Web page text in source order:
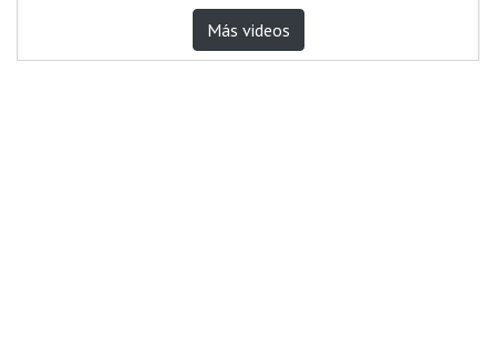
Más videos